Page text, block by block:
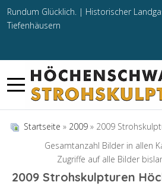
Rundum Glücklich. | Historischer
Tiefenhäusern
Startseite » 2009 » 2009
Gesamtanzahl Bilder in allen
Zugriffe auf alle Bilder
2009 Strohskulpturen